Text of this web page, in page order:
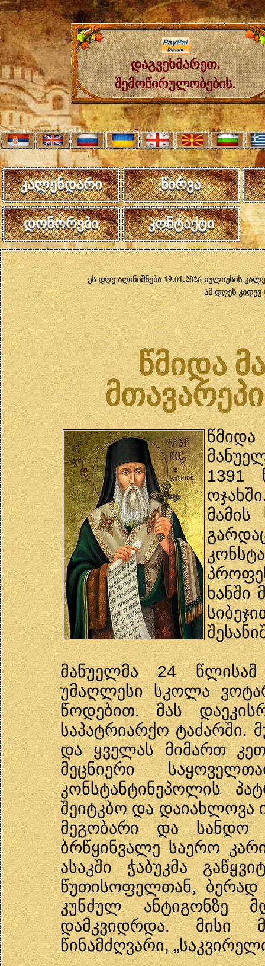
დაგვეხმარეთ.
შემოწირულობების.
კალენდარი წირვა
დონორები კონტაქტი
ეს დღე აღინიშნება 19.01.2026 იულიუსის
ამ დღეს
წმიდა
1391
ხანში
მანუელმა 24 წლისამ
უმაღლესი სკოლა
წოდებით. მას
საპატრიარქო ტაძარში.
და ყველას მიმართ
მეცნიერი
კონსტანტინეპოლის
შეიტკბო და დაიახლოვა
მეგობარი და სანდო
ბრწყინვალე საერო
ასაკში ჭაბუკმა
წუთისოფელთან, ბერად
კუნძულ ანტიგონზე
დამკვიდრდა. მისი
წინამძღვარი,